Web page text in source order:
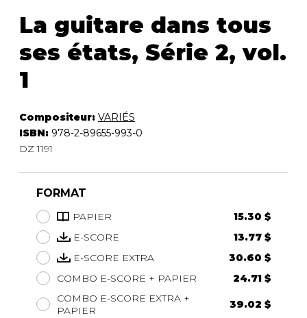
La guitare dans tous
ses états, Série 2, vol.
1
Compositeur: VARIÉS
ISBN: 978-2-89655-993-0
DZ 1191
FORMAT
PAPIER
15.30 $
E-SCORE
13.77 $
E-SCORE EXTRA
30.60 $
COMBO E-SCORE + PAPIER
24.71 $
COMBO E-SCORE EXTRA +
PAPIER
39.02 $